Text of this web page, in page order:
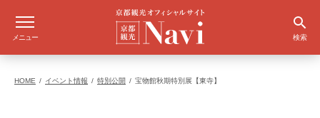
メニュー 検索
HOME イベント情報 特別公開 宝物館秋期特別展【東寺】